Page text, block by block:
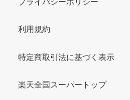
利用規約
特定商取引法に基づく表示
楽天全国スーパートップ